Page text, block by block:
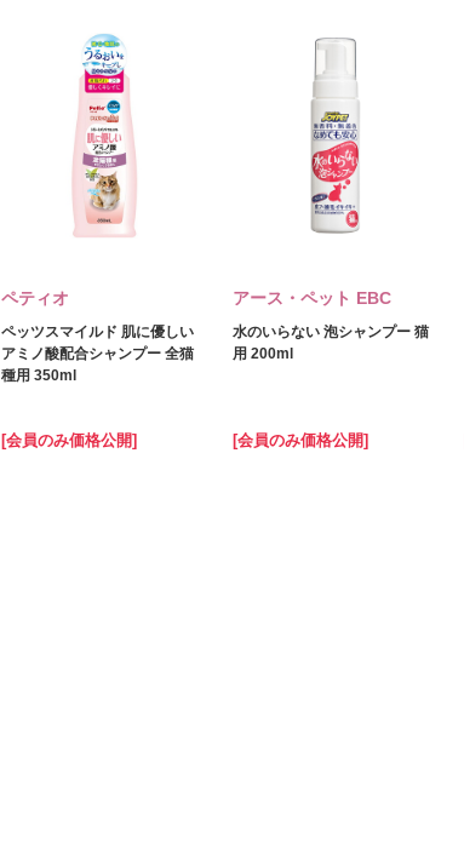
ペティオ
ペッツスマイルド 肌に優しい
アミノ酸配合シャンプー 全猫
種用 350ml
[会員のみ価格公開]
アース・ペット EBC
水のいらない 泡シャンプー 猫
用 200ml
[会員のみ価格公開]